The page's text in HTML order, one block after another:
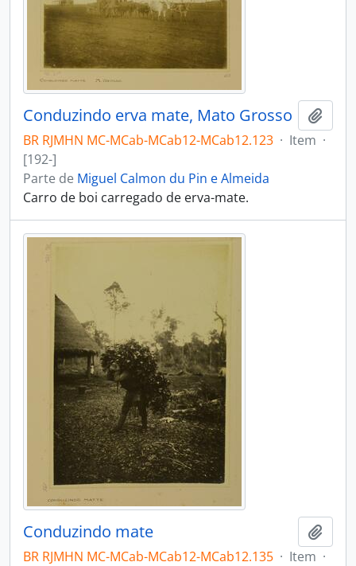
Conduzindo erva mate, Mato Grosso
BR RJMHN MC-MCab-MCab12-MCab12.123 · Item ·
[192-]
Parte de Miguel Calmon du Pin e Almeida
Carro de boi carregado de erva-mate.
Conduzindo mate
BR RJMHN MC-MCab-MCab12-MCab12.135 · Item ·